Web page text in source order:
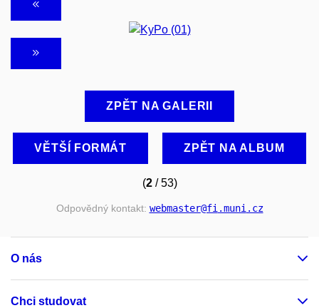
ZPĚT NA GALERII
VĚTŠÍ FORMÁT ZPĚT NA ALBUM
(2/ 53)
Odpovědný kontakt: webmaster@fi.muni.cz
O nás
Chci studovat